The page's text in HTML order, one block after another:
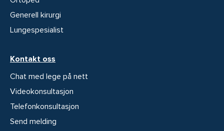
Generell kirurgi
Lungespesialist
Kontakt oss
Chat med lege på nett
Videokonsultasjon
Telefonkonsultasjon
Send melding